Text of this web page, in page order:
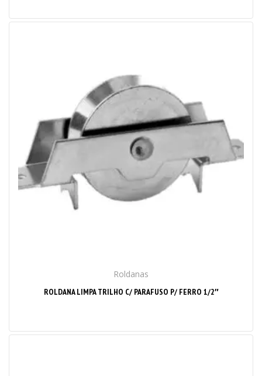
Roldanas
ROLDANA LIMPA TRILHO C/ PARAFUSO P/ FERRO 1/2″